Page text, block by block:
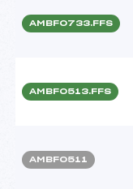
AMBF0733.FFS
AMBF0513.FFS
AMBF0511